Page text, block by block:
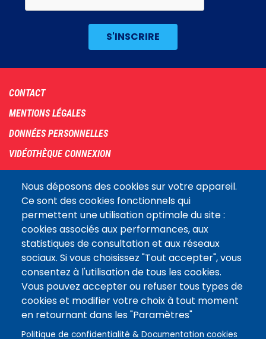
Nous déposons des cookies sur votre appareil.
Ce sont des cookies fonctionnels qui
permettent une utilisation optimale du site :
cookies associés aux performances, aux
statistiques de consultation et aux réseaux
sociaux. Si vous choisissez "Tout accepter", vous
consentez à l'utilisation de tous les cookies.
Vous pouvez accepter ou refuser tous types de
cookies et modifier votre choix à tout moment
en retournant dans les "Paramètres"
Politique de confidentialité & Documentation cookies
Footer
menu
CONTACT
MENTIONS LÉGALES
DONNÉES PERSONNELLES
VIDÉOTHÈQUE CONNEXION
COOKIES
Assemblée
nationaleLE SITE DE L’ASSEMBLÉE NATIONALE
Suivez-nous